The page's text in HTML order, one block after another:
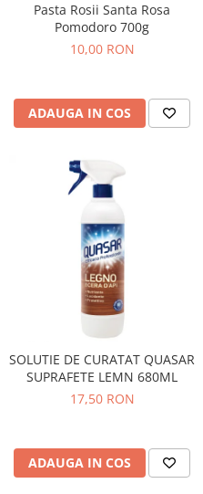
Pasta Rosii Santa Rosa
Pomodoro 700g
10,00 RON
ADAUGA IN COS
SOLUTIE DE CURATAT QUASAR
SUPRAFETE LEMN 680ML
17,50 RON
ADAUGA IN COS